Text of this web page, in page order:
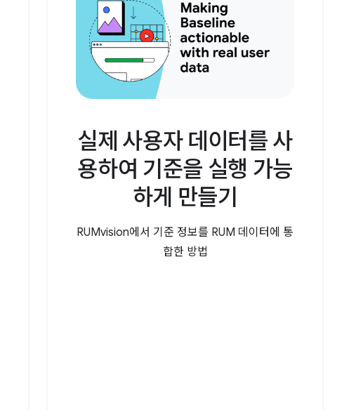
실제 사용자 데이터를 사
용하여 기준을 실행 가능
하게 만들기
RUMvision에서 기준 정보를 RUM 데이터에 통
합한 방법